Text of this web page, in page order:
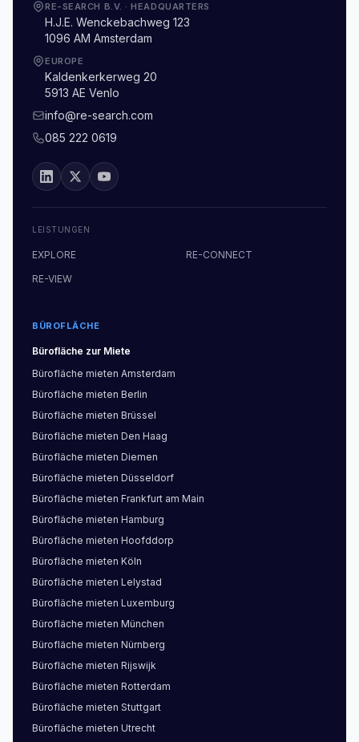
RE-SEARCH B.V. ·HEADQUARTERS
H.J.E. Wenckebachweg 123
1096 AM Amsterdam
EUROPE
Kaldenkerkerweg 20
5913 AE Venlo
info@re-search.com
085 222 0619
LEISTUNGEN
EXPLORE
RE-CONNECT
RE-VIEW
BÜROFLÄCHE
Bürofläche zur Miete
Bürofläche mieten Amsterdam
Bürofläche mieten Berlin
Bürofläche mieten Brüssel
Bürofläche mieten Den Haag
Bürofläche mieten Diemen
Bürofläche mieten Düsseldorf
Bürofläche mieten Frankfurt am Main
Bürofläche mieten Hamburg
Bürofläche mieten Hoofddorp
Bürofläche mieten Köln
Bürofläche mieten Lelystad
Bürofläche mieten Luxemburg
Bürofläche mieten München
Bürofläche mieten Nürnberg
Bürofläche mieten Rijswijk
Bürofläche mieten Rotterdam
Bürofläche mieten Stuttgart
Bürofläche mieten Utrecht